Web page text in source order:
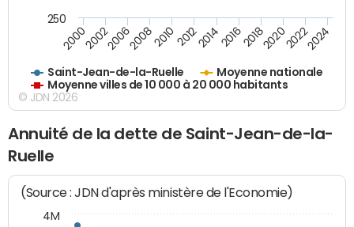
Saint-Jean-de-la-Ruelle
Moyenne nationale
Moyenne villes de 10 000 à 20 000 habitants
200020022006200820102012201420162018202020222024
250
© JDN 2026
Annuité de la dette de Saint-Jean-de-la-
Ruelle
(Source : JDN d'après ministère de l'Economie)
4M